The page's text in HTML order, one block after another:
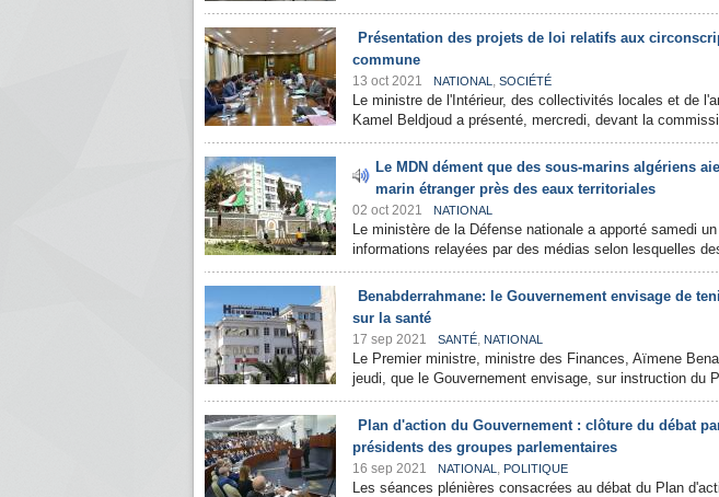
Présentation des projets de loi relatifs aux
commune
13 oct 2021 NATIONAL , SOCIÉTÉ
Le ministre de l'Intérieur, des collectivités locales et de
Kamel Beldjoud a présenté, mercredi, devant la
Le MDN dément que des sous-marins algériens
marin étranger près des eaux territoriales
02 oct 2021 NATIONAL
Le ministère de la Défense nationale a apporté samedi
informations relayées par des médias selon lesquelles
Benabderrahmane: le Gouvernement envisage de
sur la santé
17 sep 2021 SANTÉ, NATIONAL
Le Premier ministre, ministre des Finances, Aïmene
jeudi, que le Gouvernement envisage, sur instruction du
Plan d'action du Gouvernement : clôture du débat
présidents des groupes parlementaires
16 sep 2021 NATIONAL , POLITIQUE
Les séances plénières consacrées au débat du Plan